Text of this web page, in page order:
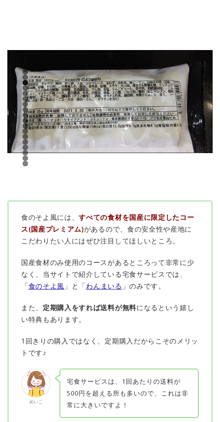
食のそよ風には、すべての食材を国産に限定したコー
ス(国産プレミアム)があるので、食の安全性や産地に
こだわりたい人にはぜひ注目してほしいところ。
国産食材のみ使用のコースがあるところって非常に少
なく、当サイトで紹介している宅食サービスでは、
「食のそよ風 」と「わんまいる 」のみです。
また、 定期購入をすれば送料が無料になるという嬉し
い特典もあります。
1回きりの購入ではなく、定期購入だからこそのメリッ
トです♪
めいこ
宅食サービスは、1回あたりの送料が
500円を超える所も多いので、これは非
常に大きいですよ！